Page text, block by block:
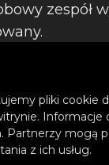
pliki cookie
Partnerzy mogą
z ich usług.